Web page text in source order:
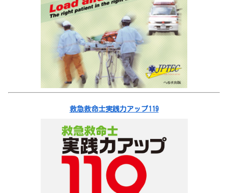
救急救命士実践力アップ119